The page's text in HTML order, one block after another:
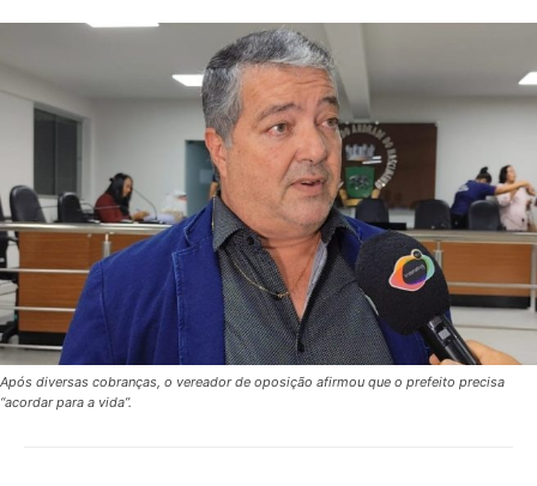
Após diversas cobranças, o vereador de oposição afirmou que o prefeito precisa
“acordar para a vida”.